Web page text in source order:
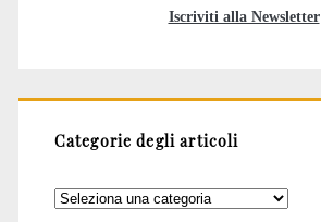
Iscriviti alla Newsletter
Categorie degli articoli
Categorie